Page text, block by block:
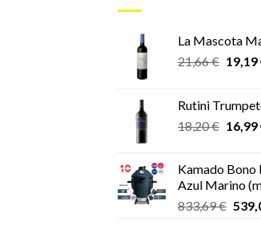
La Mascota
21,66€ El
era:
21,66
19,19
Rutini
18,20€ El
era:
18,20
16,99
Kamado
Azul Marino
833,69€ El